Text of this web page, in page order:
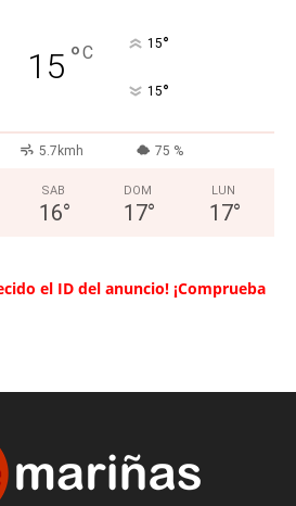
15 °C 15°
15°
5.7kmh 75 %
SAB
16°
DOM
17°
LUN
17°
el ID del anuncio! ¡Comprueba